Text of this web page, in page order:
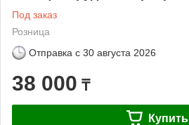
Под заказ
Розница
Отправка с 30 августа 2026
38 000 ₸
Купить